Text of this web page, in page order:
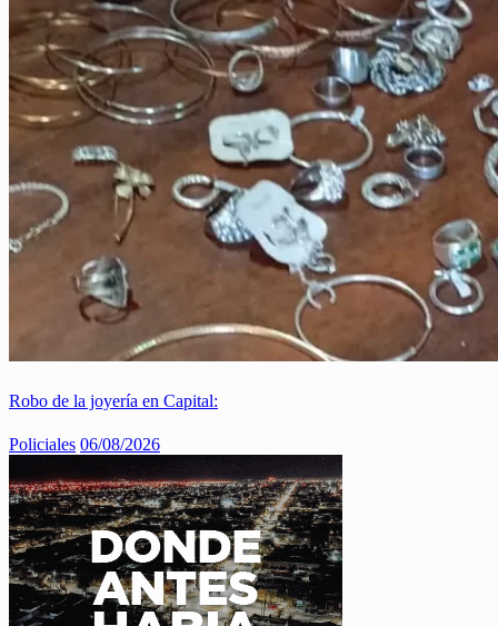
Robo de la joyería en Capital:
Policiales 06/08/2026